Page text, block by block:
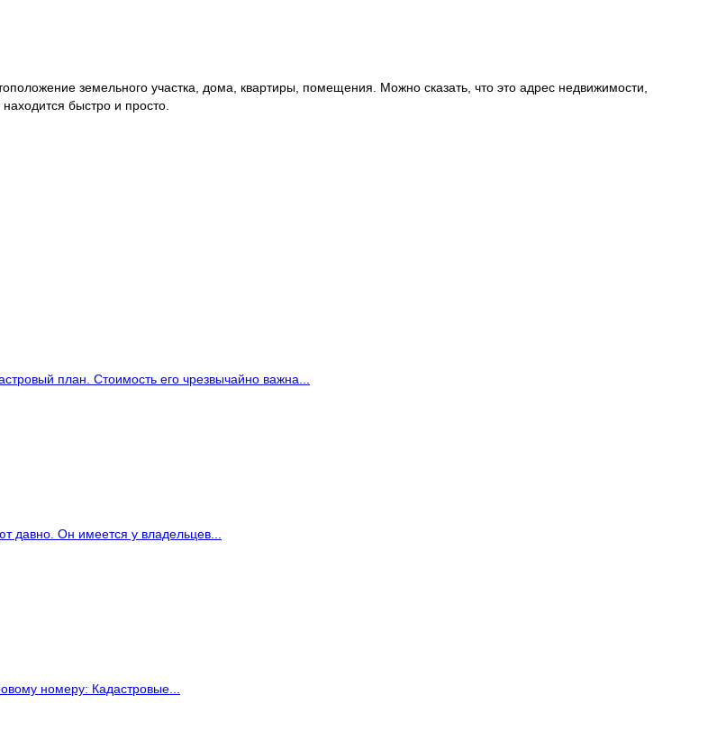
земельного участка, дома, квартиры, помещения. Можно сказать, что это адрес недвижимости,
быстро и просто.
план. Стоимость его чрезвычайно важна...
давно. Он имеется у владельцев...
номеру: Кадастровые...